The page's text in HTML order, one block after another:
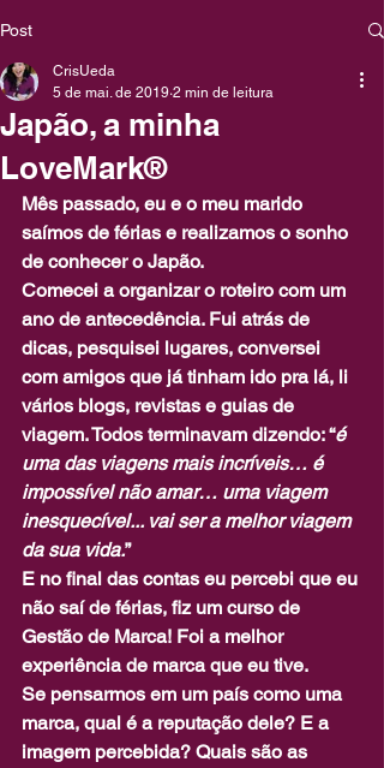
Post
Japão, a minha
LoveMark®
CrisUeda
5 de mai. de 2019 2 min de leitura
Mês passado, eu e o meu marido
saímos de férias e realizamos o sonho
de conhecer o Japão.
Comecei a organizar o roteiro com um
ano de antecedência. Fui atrás de
dicas, pesquisei lugares, conversei
com amigos que já tinham ido pra lá, li
vários blogs, revistas e guias de
viagem. Todos terminavam dizendo: “é
uma das viagens mais incríveis… é
impossível não amar… uma viagem
inesquecível... vai ser a melhor viagem
da sua vida.”
E no final das contas eu percebi que eu
não saí de férias, fiz um curso de
Gestão de Marca! Foi a melhor
experiência de marca que eu tive.
Se pensarmos em um país como uma
marca, qual é a reputação dele? E a
imagem percebida? Quais são as